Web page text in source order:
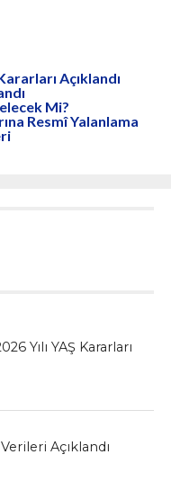
Açıklandı
Mi?
Resmî Yalanlama
Yılı YAŞ Kararları
Açıklandı